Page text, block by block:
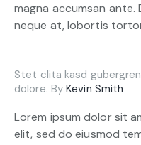
magna accumsan ante.
neque at, lobortis
Stet clita kasd
dolore. ByKevin Smith
Lorem ipsum dolor sit
elit, sed do eiusmod